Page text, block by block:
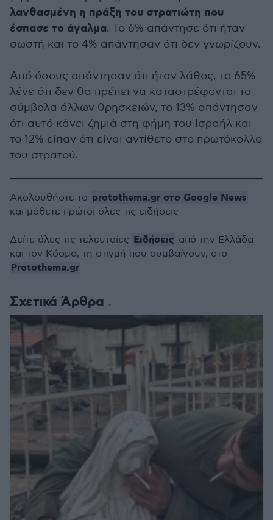
λανθασμένη η πράξη του στρατιώτη που
έσπασε το άγαλμα. Το 6% απάντησε ότι ήταν
σωστή και το 4% απάντησαν ότι δεν γνωρίζουν.
Από όσους απάντησαν ότι ήταν λάθος, το 65%
λένε ότι δεν θα πρέπει να καταστρέφονται τα
σύμβολα άλλων θρησκειών, το 13% απάντησαν
ότι αυτό κάνει ζημιά στη φήμη του Ισραήλ και
το 12% είπαν ότι είναι αντίθετο στο πρωτόκολλο
του στρατού.
Σχετικά Άρθρα
Ακολουθήστε το protothema.gr στο Google News
και μάθετε πρώτοι όλες τις ειδήσεις
Δείτε όλες τις τελευταίες Ειδήσεις από την Ελλάδα
και τον Κόσμο, τη στιγμή που συμβαίνουν, στο
Protothema.gr